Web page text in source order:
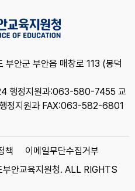
안군 부안읍 매창로 113 (봉덕
행정지원과:063-580-7455 교
정지원과 FAX:063-582-6801
책
이메일무단수집거부
안교육지원청. ALL RIGHTS